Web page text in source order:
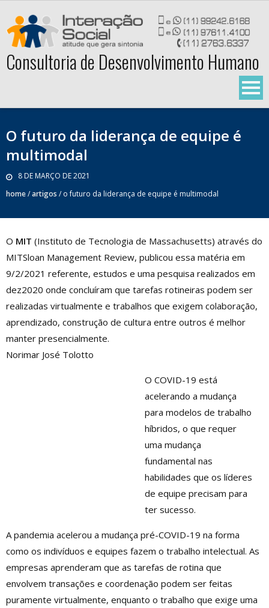
content
Consultoria de Desenvolvimento Humano
O futuro da liderança de equipe é
multimodal
8 DE MARÇO DE 2021
home/artigos /o futuro da liderança de equipe é multimodal
O MIT (Instituto de Tecnologia de Massachusetts) através do
MITSloan Management Review, publicou essa matéria em
9/2/2021 referente, estudos e uma pesquisa realizados em
dez2020 onde concluíram que tarefas rotineiras podem ser
realizadas virtualmente e trabalhos que exigem colaboração,
aprendizado, construção de cultura entre outros é melhor
manter presencialmente.
Norimar José Tolotto
O COVID-19 está
acelerando a mudança
para modelos de trabalho
híbridos, o que requer
uma mudança
fundamental nas
habilidades que os líderes
de equipe precisam para
ter sucesso.
A pandemia acelerou a mudança pré-COVID-19 na forma
como os indivíduos e equipes fazem o trabalho intelectual. As
empresas aprenderam que as tarefas de rotina que
envolvem transações e coordenação podem ser feitas
puramente virtualmente, enquanto o trabalho que exige uma